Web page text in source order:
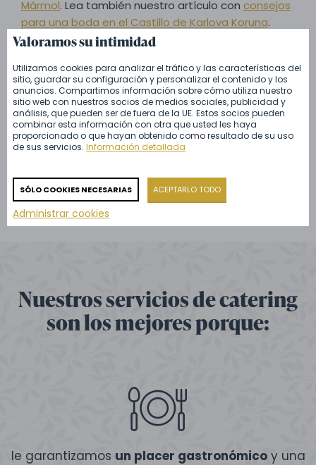
Mármol. Lea también nuestro artículo con consejos
para una boda en el Castillo de Karlova Koruna.
Pregúntanos lo que quieras
Jan Pošík
+420 601 301 601
Nuestros servicios de catering
son los mejores porque:
le garantizamos un placer gastronómicoy una
Valoramos su intimidad
Utilizamos cookies para analizar el tráfico y las características del
sitio, guardar su configuración y personalizar el contenido y los
anuncios. Compartimos información sobre cómo utiliza nuestro
sitio web con nuestros socios de medios sociales, publicidad y
análisis, que pueden ser de fuera de la UE. Estos socios pueden
combinar esta información con otra que usted les haya
proporcionado o que hayan obtenido como resultado de su uso
de sus servicios.Información detallada
SÓLO COOKIES NECESARIAS ACEPTARLO TODO
Administrar cookies